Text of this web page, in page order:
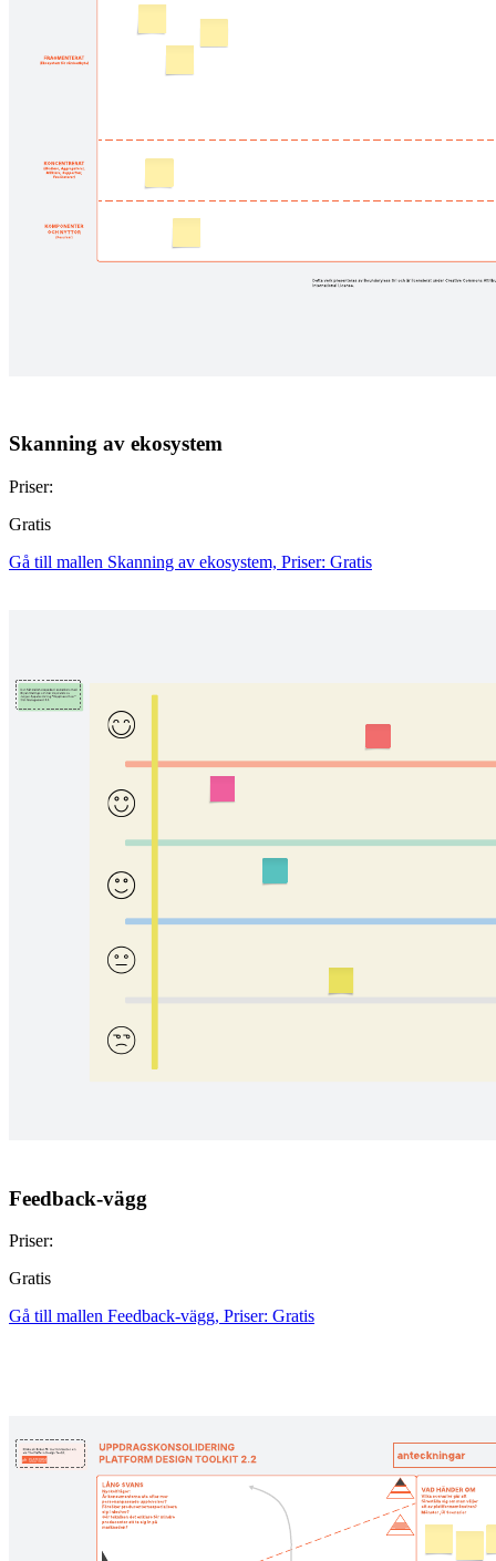
Skanning av ekosystem
Priser:
Gratis
Gå till mallen Skanning av ekosystem, Priser: Gratis
Feedback-vägg
Priser:
Gratis
Gå till mallen Feedback-vägg, Priser: Gratis